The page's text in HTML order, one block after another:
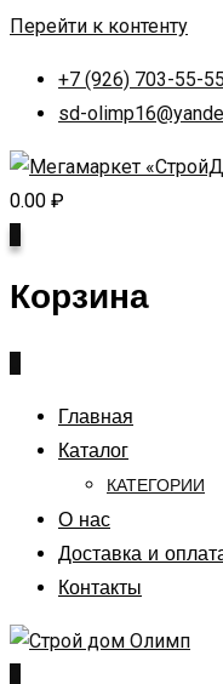
Перейти к контенту
+7 (926) 703-55-55
sd-
0.00 ₽
Корзина
Главная
Каталог
КАТЕГОРИИ
О нас
Доставка и
Контакты